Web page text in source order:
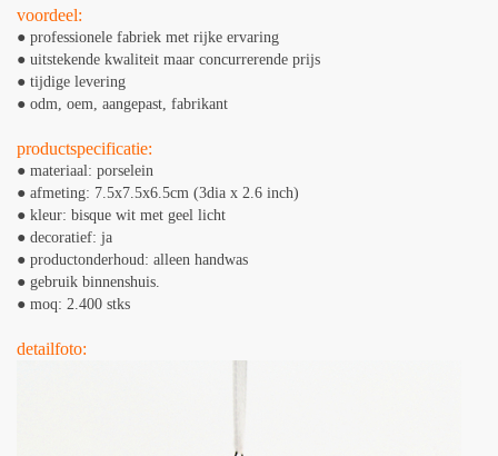
voordeel:
● professionele fabriek met rijke ervaring
● uitstekende kwaliteit maar concurrerende prijs
● tijdige levering
● odm, oem, aangepast, fabrikant
productspecificatie:
● materiaal: porselein
● afmeting: 7.5x7.5x6.5cm (3dia x 2.6 inch)
● kleur: bisque wit met geel licht
● decoratief: ja
● productonderhoud: alleen handwas
● gebruik binnenshuis.
● moq: 2.400 stks
detailfoto: